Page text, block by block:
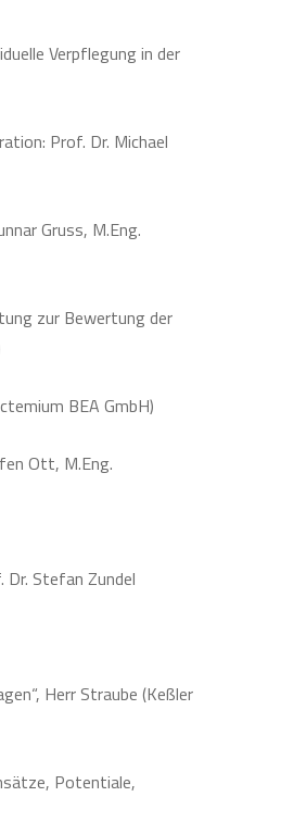
Verpflegung in der
Prof. Dr. Michael
Gruss, M.Eng.
zur Bewertung der
BEA GmbH)
Ott, M.Eng.
Dr. Stefan Zundel
Herr Straube (Keßler
Potentiale,